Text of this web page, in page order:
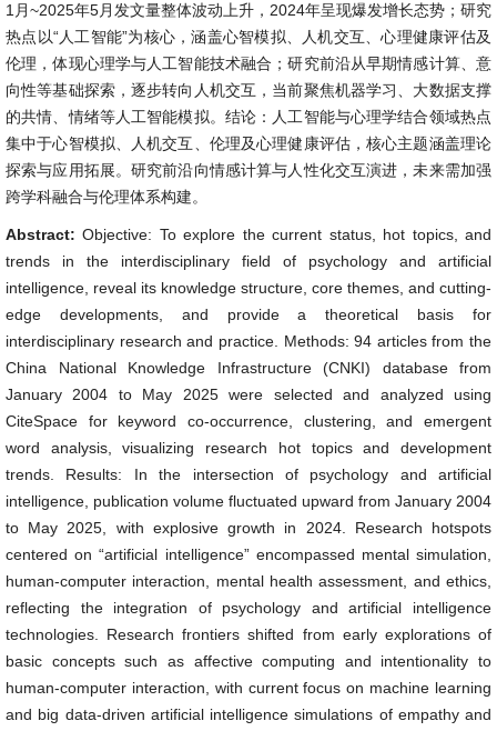
1月~2025年5月发文量整体波动上升，2024年呈现爆发增长态势；研究
热点以“人工智能”为核心，涵盖心智模拟、人机交互、心理健康评估及
伦理，体现心理学与人工智能技术融合；研究前沿从早期情感计算、意
向性等基础探索，逐步转向人机交互，当前聚焦机器学习、大数据支撑
的共情、情绪等人工智能模拟。结论：人工智能与心理学结合领域热点
集中于心智模拟、人机交互、伦理及心理健康评估，核心主题涵盖理论
探索与应用拓展。研究前沿向情感计算与人性化交互演进，未来需加强
跨学科融合与伦理体系构建。
Abstract:Objective: To explore the current status, hot topics, and
trends in the interdisciplinary field of psychology and artificial
intelligence, reveal its knowledge structure, core themes, and cutting-
edge developments, and provide a theoretical basis for
interdisciplinary research and practice. Methods: 94 articles from the
China National Knowledge Infrastructure (CNKI) database from
January 2004 to May 2025 were selected and analyzed using
CiteSpace for keyword co-occurrence, clustering, and emergent
word analysis, visualizing research hot topics and development
trends. Results: In the intersection of psychology and artificial
intelligence, publication volume fluctuated upward from January 2004
to May 2025, with explosive growth in 2024. Research hotspots
centered on “artificial intelligence” encompassed mental simulation,
human-computer interaction, mental health assessment, and ethics,
reflecting the integration of psychology and artificial intelligence
technologies. Research frontiers shifted from early explorations of
basic concepts such as affective computing and intentionality to
human-computer interaction, with current focus on machine learning
and big data-driven artificial intelligence simulations of empathy and